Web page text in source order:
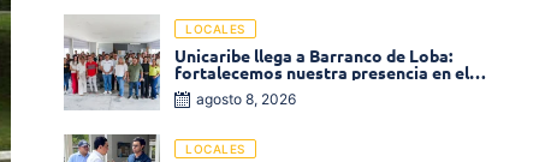
LOCALES
Unicaribe llega a Barranco de Loba:
fortalecemos nuestra presencia en el
corazón de Bolívar
agosto 8, 2026
LOCALES